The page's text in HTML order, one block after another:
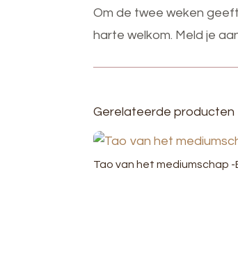
Om de twee weken
harte welkom. Meld je
Gerelateerde producten
Tao van het mediumschap -